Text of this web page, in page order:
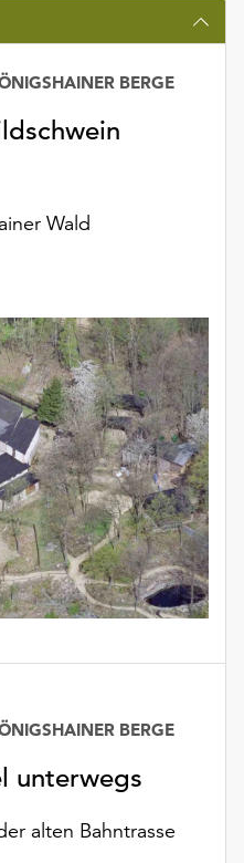
BERGE
Wald
unterwegs
BERGE
alten Bahntrasse